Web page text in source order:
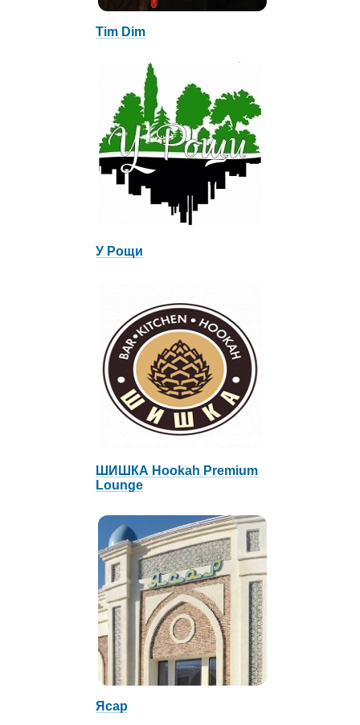
Tim Dim
У Рощи
ШИШКА Hookah Premium
Lounge
Ясар